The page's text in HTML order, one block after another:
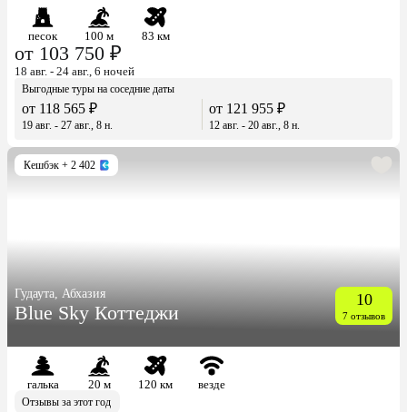
песок 100 м 83 км
от 103 750 ₽
18 авг. - 24 авг., 6 ночей
Выгодные туры на соседние даты
от 118 565 ₽
19 авг. - 27 авг., 8 н.
от 121 955 ₽
12 авг. - 20 авг., 8 н.
Кешбэк + 2 402
Гудаута, Абхазия
Blue Sky Коттеджи
10
7 отзывов
галька 20 м 120 км
везде
Отзывы за этот год